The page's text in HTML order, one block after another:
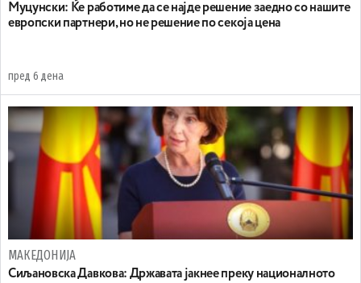
Муцунски: Ќе работиме да се најде решение заедно со нашите
европски партнери, но не решение по секоја цена
пред 6 дена
МАКЕДОНИЈА
Сиљановска Давкова: Државата јакнее преку националното